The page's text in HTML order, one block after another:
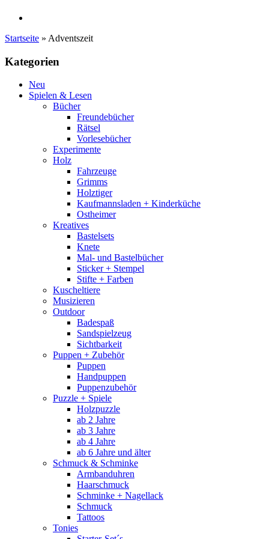
Startseite » Adventszeit
Kategorien
Neu
Spielen & Lesen
Bücher
Freundebücher
Rätsel
Vorlesebücher
Experimente
Holz
Fahrzeuge
Grimms
Holztiger
Kaufmannsladen + Kinderküche
Ostheimer
Kreatives
Bastelsets
Knete
Mal- und Bastelbücher
Sticker + Stempel
Stifte + Farben
Kuscheltiere
Musizieren
Outdoor
Badespaß
Sandspielzeug
Sichtbarkeit
Puppen + Zubehör
Puppen
Handpuppen
Puppenzubehör
Puzzle + Spiele
Holzpuzzle
ab 2 Jahre
ab 3 Jahre
ab 4 Jahre
ab 6 Jahre und älter
Schmuck & Schminke
Armbanduhren
Haarschmuck
Schminke + Nagellack
Schmuck
Tattoos
Tonies